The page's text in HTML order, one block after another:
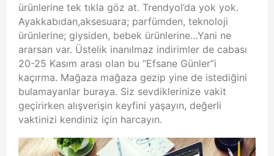
ürünlerine tek tıkla göz at. Trendyol’da yok yok.
Ayakkabıdan,aksesuara; parfümden, teknoloji
ürünlerine; giysiden, bebek ürünlerine…Yani ne
ararsan var. Üstelik inanılmaz indirimler de cabası
20-25 Kasım arası olan bu “Efsane Günler”i
kaçırma. Mağaza mağaza gezip yine de istediğini
bulamayanlar buraya. Siz sevdiklerinize vakit
geçirirken alışverişin keyfini yaşayın, değerli
vaktinizi kendiniz için harcayın.